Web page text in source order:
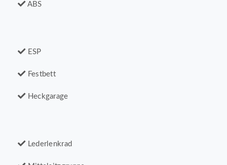
ABS
ESP
Festbett
Heckgarage
Lederlenkrad